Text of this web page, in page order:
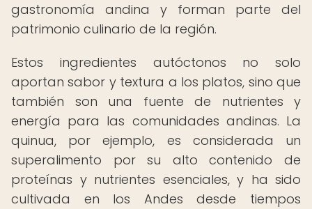
gastronomía andina y forman parte del
patrimonio culinario de la región.
Estos ingredientes autóctonos no solo
aportan sabor y textura a los platos, sino que
también son una fuente de nutrientes y
energía para las comunidades andinas. La
quinua, por ejemplo, es considerada un
superalimento por su alto contenido de
proteínas y nutrientes esenciales, y ha sido
cultivada en los Andes desde tiempos